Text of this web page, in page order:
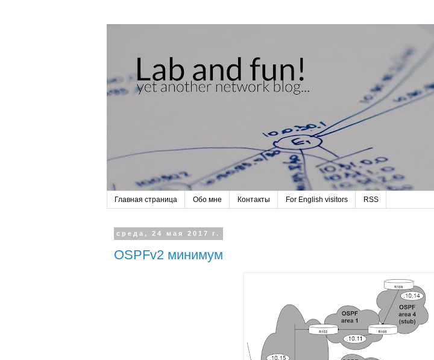
Главная страница Обо мне Контакты For English visitors RSS
среда, 24 мая 2017 г.
OSPFv2 минимум